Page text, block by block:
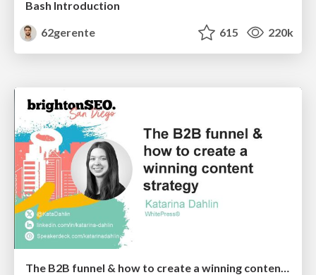
Bash Introduction
62gerente
615 220k
The B2B funnel & how to create a winning content strategy